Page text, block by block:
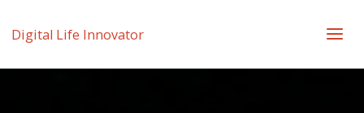
Digital Life Innovator